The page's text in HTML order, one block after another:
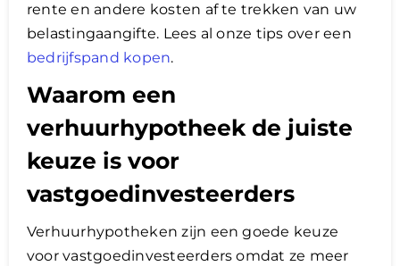
rente en andere kosten af te trekken van uw
belastingaangifte. Lees al onze tips over een
bedrijfspand kopen.
Waarom een
verhuurhypotheek de juiste
keuze is voor
vastgoedinvesteerders
Verhuurhypotheken zijn een goede keuze
voor vastgoedinvesteerders omdat ze meer